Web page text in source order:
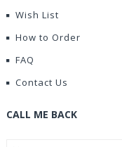
Wish List
How to Order
FAQ
Contact Us
CALL ME BACK